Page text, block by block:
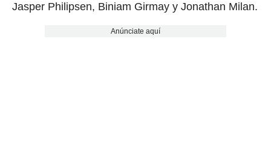
Jasper Philipsen, Biniam Girmay y Jonathan Milan.
Anúnciate aquí